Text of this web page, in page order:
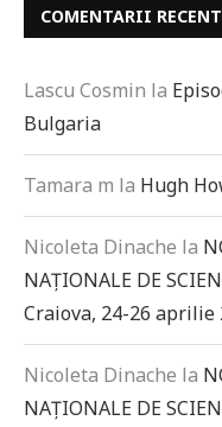
COMENTARII
Lascu Cosmin la
Bulgaria
Tamara m la Hugh
Nicoleta Dinache la
NAȚIONALE DE
Craiova, 24-26 aprilie
Nicoleta Dinache la
NAȚIONALE DE